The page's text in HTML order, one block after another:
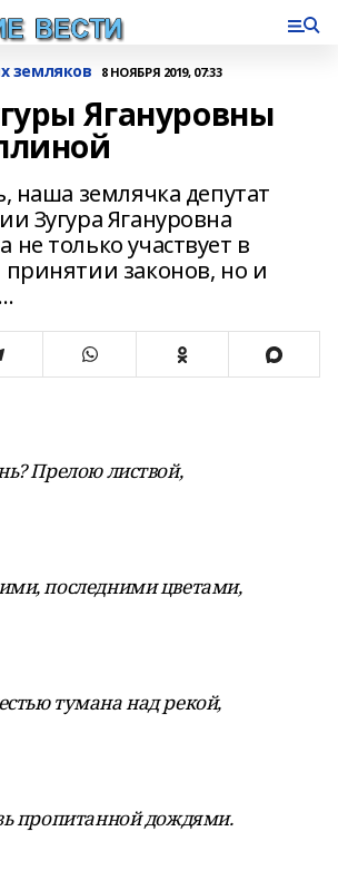
земляков 8 НОЯБРЯ 2019, 07:33
Ягануровны
наша землячка депутат
Зугура Ягануровна
не только участвует в
принятии законов, но и
Прелою листвой,
последними цветами,
тумана над рекой,
пропитанной дождями.